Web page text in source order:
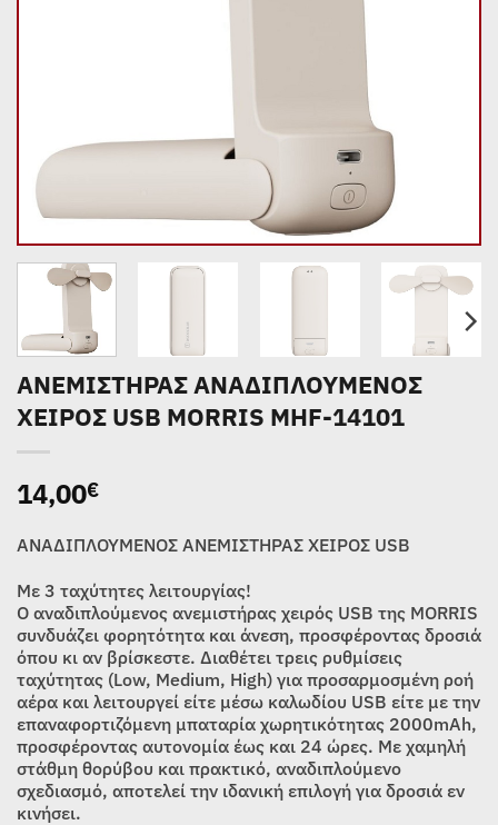
ΑΝΕΜΙΣΤΗΡΑΣ ΑΝΑΔΙΠΛΟΥΜΕΝΟΣ
ΧΕΙΡΟΣ USB MORRIS MHF-14101
14,00€
ΑΝΑΔΙΠΛΟΥΜΕΝΟΣ ΑΝΕΜΙΣΤΗΡΑΣ ΧΕΙΡΟΣ USB
Με 3 ταχύτητες λειτουργίας!
Ο αναδιπλούμενος ανεμιστήρας χειρός USB της MORRIS
συνδυάζει φορητότητα και άνεση, προσφέροντας δροσιά
όπου κι αν βρίσκεστε. Διαθέτει τρεις ρυθμίσεις
ταχύτητας (Low, Medium, High) για προσαρμοσμένη ροή
αέρα και λειτουργεί είτε μέσω καλωδίου USB είτε με την
επαναφορτιζόμενη μπαταρία χωρητικότητας 2000mAh,
προσφέροντας αυτονομία έως και 24 ώρες. Με χαμηλή
στάθμη θορύβου και πρακτικό, αναδιπλούμενο
σχεδιασμό, αποτελεί την ιδανική επιλογή για δροσιά εν
κινήσει.